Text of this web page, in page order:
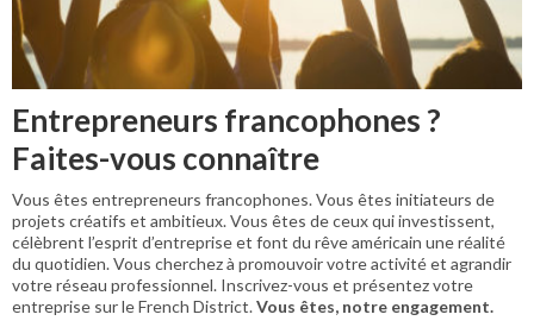
Entrepreneurs francophones ?
Faites-vous connaître
Vous êtes entrepreneurs francophones. Vous êtes initiateurs de
projets créatifs et ambitieux. Vous êtes de ceux qui investissent,
célèbrent l’esprit d’entreprise et font du rêve américain une réalité
du quotidien. Vous cherchez à promouvoir votre activité et agrandir
votre réseau professionnel. Inscrivez-vous et présentez votre
entreprise sur le French District.Vous êtes, notre engagement.